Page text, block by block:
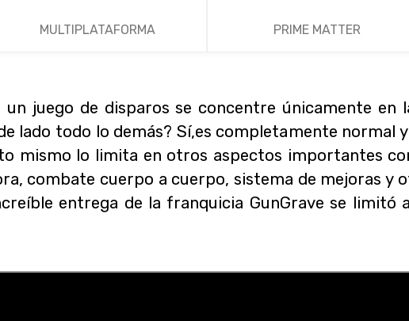
MULTIPLATAFORMA PRIME MATTER
un juego de disparos se concentre únicamente en
lado todo lo demás? Sí,es completamente normal
mismo lo limita en otros aspectos importantes
combate cuerpo a cuerpo, sistema de mejoras y
entrega de la franquicia GunGrave se limitó